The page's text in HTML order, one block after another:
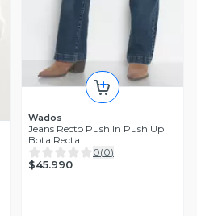
Wados
Jeans Recto Push In Push Up
Bota Recta
0(0)
$45.990